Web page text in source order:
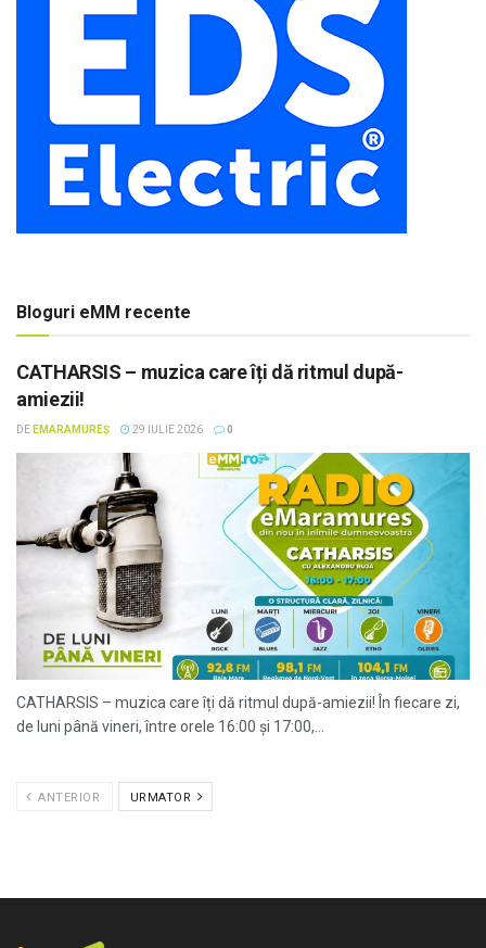
Bloguri eMM recente
CATHARSIS – muzica care îți dă ritmul după-
amiezii!
DE EMARAMUREȘ 29 IULIE 2026 0
CATHARSIS – muzica care îți dă ritmul după-amiezii! În fiecare zi,
de luni până vineri, între orele 16:00 și 17:00,...
ANTERIOR URMATOR